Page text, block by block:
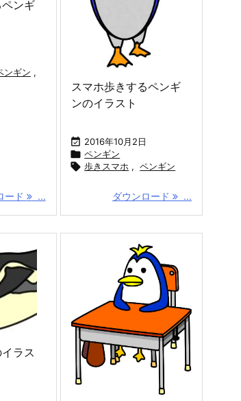
ンギ
ンギン ,
ード ...
スマホ歩きするペンギ
ンのイラスト
 2016年10月2日
 ペンギン
 歩きスマホ , ペンギン
ダウンロード ...
ラス